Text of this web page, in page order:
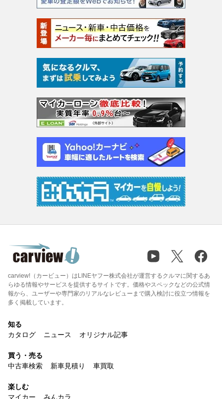
carview!（カービュー）はLINEヤフー株式会社が運営するクルマに関するあ
らゆる情報やサービスを提供するサイトです。価格やスペックなどの公式情
報から、ユーザーや専門家のリアルなレビューまで購入検討に役立つ情報を
多く掲載しています。
知る
カタログ
ニュース オリジナル記事
買う・売る
中古車検索
新車見積り 車買取
楽しむ
マイカー
みんカラ